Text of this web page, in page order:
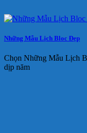
Những Mẫu Lịch Bloc Đẹp
Chọn Những Mẫu Lịch
dịp năm